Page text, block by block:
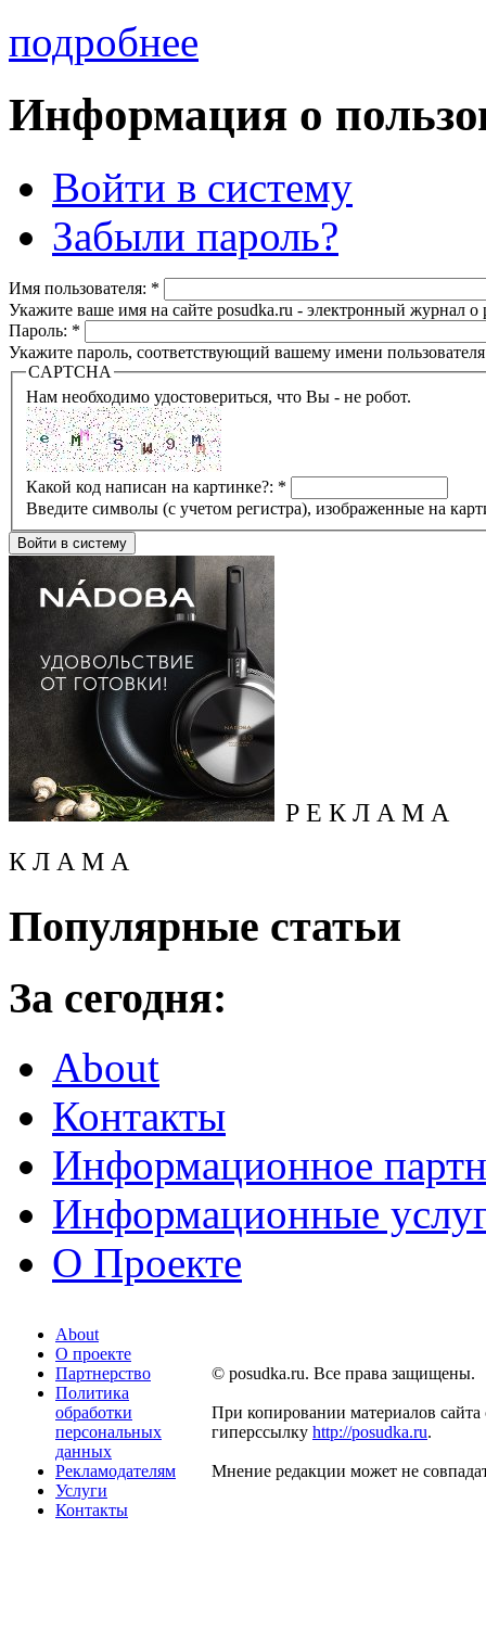
подробнее
Информация о
Войти в систему
Забыли пароль?
Имя пользователя: *
Укажите ваше имя на сайте posudka.ru - электронный журнал
Пароль: *
Укажите пароль, соответствующий вашему имени
CAPTCHA
Нам необходимо удостовериться, что Вы - не робот.
Какой код написан на картинке?: *
Введите символы (с учетом регистра), изображенные на
Р Е К Л А М А
К Л А М А
Популярные статьи
За сегодня:
About
Контакты
Информационное
Информационные
О Проекте
About
О проекте
Партнерство
Политика
обработки
персональных
данных
Рекламодателям
Услуги
Контакты
© posudka.ru. Все права защищены.
При копировании материалов сайта
гиперссылку http://posudka.ru.
Мнение редакции может не